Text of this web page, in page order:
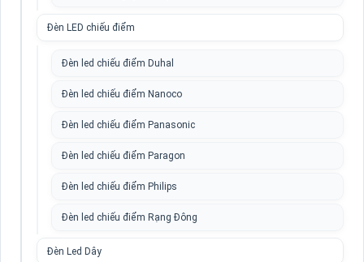
Đèn LED chiếu điểm
Đèn led chiếu điểm Duhal
Đèn led chiếu điểm Nanoco
Đèn led chiếu điểm Panasonic
Đèn led chiếu điểm Paragon
Đèn led chiếu điểm Philips
Đèn led chiếu điểm Rạng Đông
Đèn Led Dây